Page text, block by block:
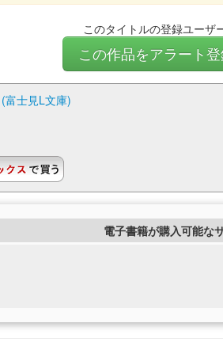
このタイトルの登録ユーザ
この作品をアラート
富士見L文庫)
電子書籍が購入可能な